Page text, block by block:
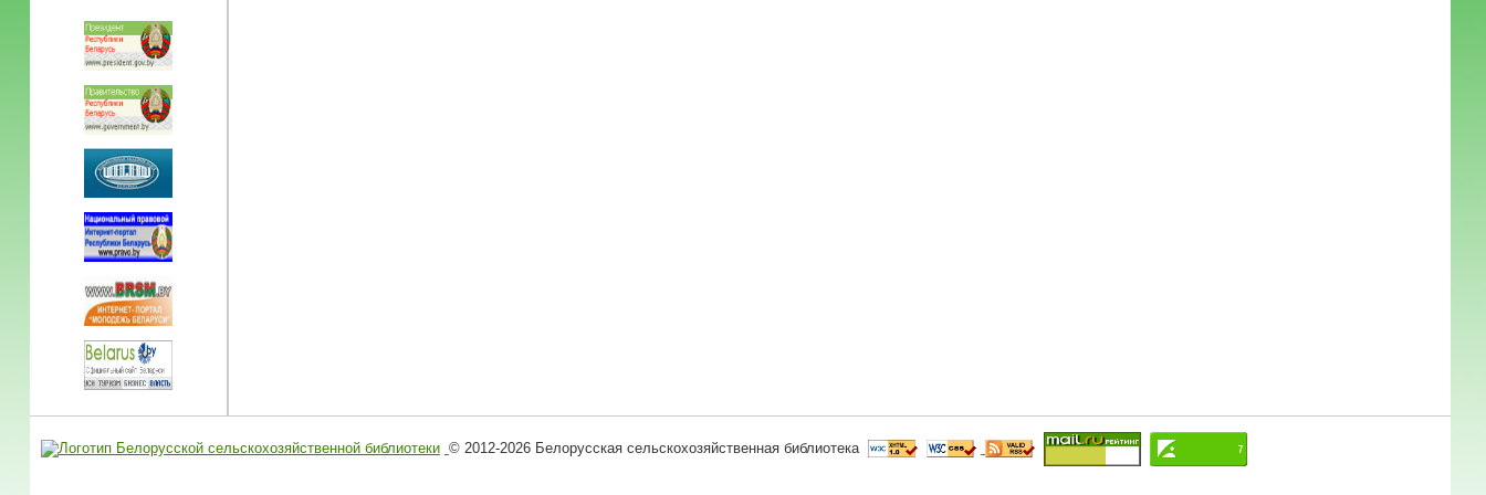
© 2012-2026 Белорусская сельскохозяйственная библиотека